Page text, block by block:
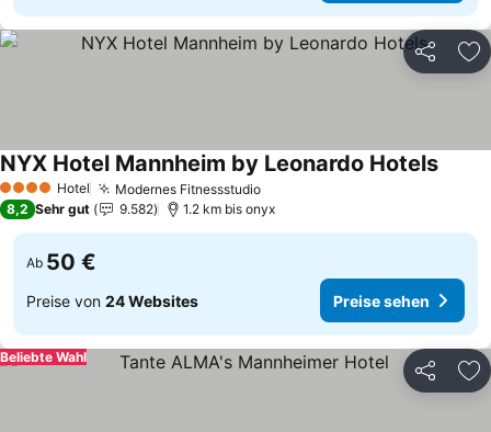
Teilen
4 Sterne Hotel Modernes FitnessstudioPreise sehen
NYX Hotel Mannheim by Leonardo Hotels
8,2 Sehr gut 9.582 1.2 km bis onyx
Ab 50 €
Preise von 24 Websites Preise sehen
Teilen
Beliebte Wahl